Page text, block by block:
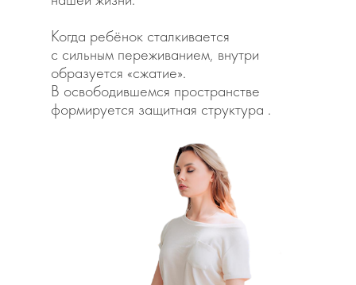
Когда ребёнок сталкивается
с сильным переживанием, внутри
образуется «сжатие».
В освободившемся пространстве
формируется защитная структура .